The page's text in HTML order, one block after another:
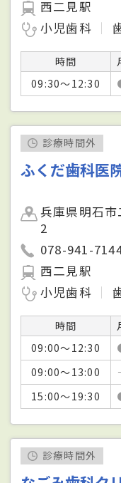
西二見駅
小児歯科
時間
09:30～12:30
診療時間外
ふくだ歯科医
兵庫県明石
2
078-941-
西二見駅
小児歯科
時間
09:00～12:30
09:00～13:00
15:00～19:30
診療時間外